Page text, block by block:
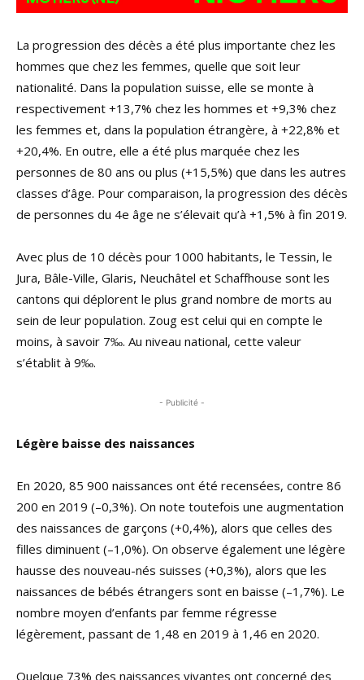
La progression des décès a été plus importante chez les
hommes que chez les femmes, quelle que soit leur
nationalité. Dans la population suisse, elle se monte à
respectivement +13,7% chez les hommes et +9,3% chez
les femmes et, dans la population étrangère, à +22,8% et
+20,4%. En outre, elle a été plus marquée chez les
personnes de 80 ans ou plus (+15,5%) que dans les autres
classes d’âge. Pour comparaison, la progression des décès
de personnes du 4e âge ne s’élevait qu’à +1,5% à fin 2019.
Avec plus de 10 décès pour 1000 habitants, le Tessin, le
Jura, Bâle-Ville, Glaris, Neuchâtel et Schaffhouse sont les
cantons qui déplorent le plus grand nombre de morts au
sein de leur population. Zoug est celui qui en compte le
moins, à savoir 7‰. Au niveau national, cette valeur
s’établit à 9‰.
- Publicité -
Légère baisse des naissances
En 2020, 85 900 naissances ont été recensées, contre 86
200 en 2019 (–0,3%). On note toutefois une augmentation
des naissances de garçons (+0,4%), alors que celles des
filles diminuent (–1,0%). On observe également une légère
hausse des nouveau-nés suisses (+0,3%), alors que les
naissances de bébés étrangers sont en baisse (–1,7%). Le
nombre moyen d’enfants par femme régresse
légèrement, passant de 1,48 en 2019 à 1,46 en 2020.
Quelque 73% des naissances vivantes ont concerné des